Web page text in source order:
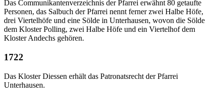
Das Communikantenverzeichnis der Pfarrei erwähnt 80 getaufte
Personen, das Salbuch der Pfarrei nennt ferner zwei Halbe Höfe,
drei Viertelhöfe und eine Sölde in Unterhausen, wovon die Sölde
dem Kloster Polling, zwei Halbe Höfe und ein Viertelhof dem
Kloster Andechs gehören.
1722
Das Kloster Diessen erhält das Patronatsrecht der Pfarrei
Unterhausen.